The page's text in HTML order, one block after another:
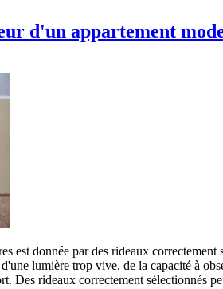
d'un appartement
est donnée par des rideaux
lumière trop vive, de la capacité à
Des rideaux correctement sélectionnés